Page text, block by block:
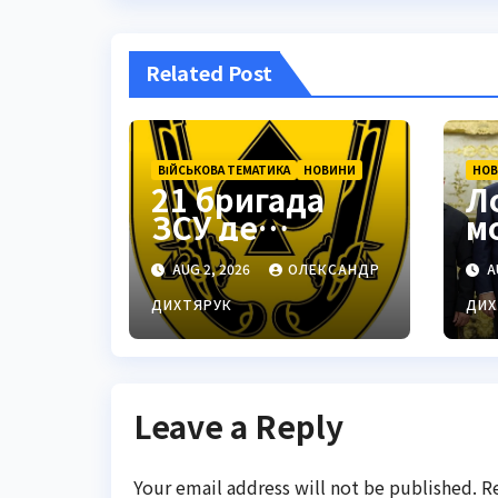
Related Post
ВІЙСЬКОВА ТЕМАТИКА НОВИНИ
21 бригада
ЗСУ де
знаходиться:
Подільськ як
стратегічний
центр
AUG 2, 2026
ОЛЕКСАНДР
ДИХТЯРУК
м
Leave a Reply
Your email address will not be published.